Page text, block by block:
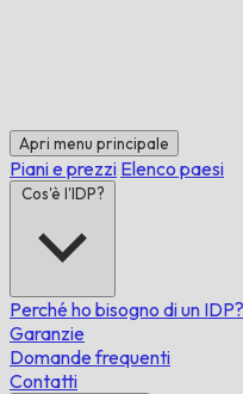
Apri menu principale
Piani e prezzi Elenco paesi
Cos'è l'IDP?
Perché ho bisogno di un IDP?
Garanzie
Domande frequenti
Contatti